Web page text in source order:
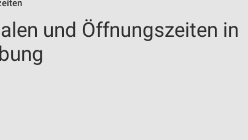
und Öffnungszeiten in